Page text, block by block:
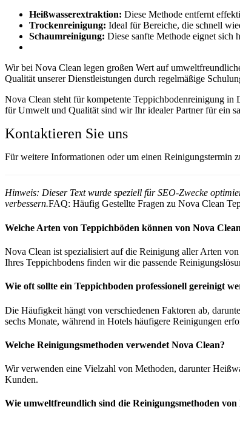
Heißwasserextraktion: Diese Methode entfernt
Trockenreinigung: Ideal für Bereiche, die schnell
Schaumreinigung: Diese sanfte Methode eignet sich
Wir bei Nova Clean legen großen Wert auf
Qualität unserer Dienstleistungen durch regelmäßige
Nova Clean steht für kompetente Teppichbodenreinigung
für Umwelt und Qualität sind wir Ihr idealer Partner für ein
Kontaktieren Sie uns
Für weitere Informationen oder um einen Reinigungstermin
Hinweis: Dieser Text wurde speziell für SEO-Zwecke
verbessern.FAQ: Häufig Gestellte Fragen zu Nova Clean
Welche Arten von Teppichböden können von Nova
Nova Clean ist spezialisiert auf die Reinigung aller Arten
Ihres Teppichbodens finden wir die passende
Wie oft sollte ein Teppichboden professionell gereinigt
Die Häufigkeit hängt von verschiedenen Faktoren ab,
sechs Monate, während in Hotels häufigere Reinigungen
Welche Reinigungsmethoden verwendet Nova Clean?
Wir verwenden eine Vielzahl von Methoden, darunter
Kunden.
Wie umweltfreundlich sind die Reinigungsmethoden von